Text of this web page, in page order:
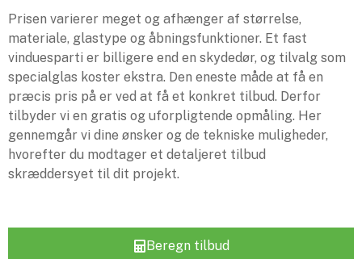
Prisen varierer meget og afhænger af størrelse,
materiale, glastype og åbningsfunktioner. Et fast
vinduesparti er billigere end en skydedør, og tilvalg som
specialglas koster ekstra. Den eneste måde at få en
præcis pris på er ved at få et konkret tilbud. Derfor
tilbyder vi en gratis og uforpligtende opmåling. Her
gennemgår vi dine ønsker og de tekniske muligheder,
hvorefter du modtager et detaljeret tilbud
skræddersyet til dit projekt.
Beregn tilbud